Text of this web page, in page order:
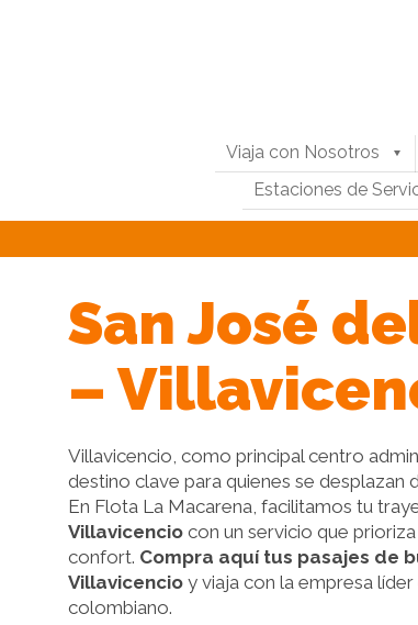
Viaja con Nosotros
Estaciones de
San José
–
Villavicencio, como principal centro
destino clave para quienes se desplazan
En Flota La Macarena, facilitamos tu
Villavicencio con un servicio que
confort. Compra aquí tus pasajes de
Villavicencio y viaja con la empresa
colombiano.